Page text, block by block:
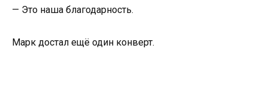
— Это наша благодарность.
Марк достал ещё один конверт.